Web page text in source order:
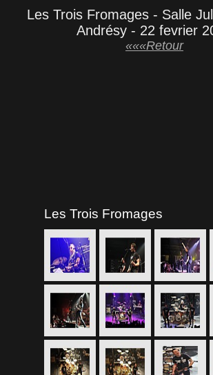
Les Trois Fromages - Salle
Andrésy - 22 fevrier
«««Retour
Les Trois Fromages